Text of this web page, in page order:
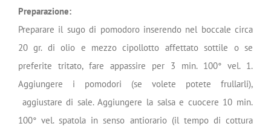
Preparazione:
Preparare il sugo di pomodoro inserendo nel boccale circa
20 gr. di olio e mezzo cipollotto affettato sottile o se
preferite tritato, fare appassire per 3 min. 100° vel. 1.
Aggiungere i pomodori (se volete potete frullarli),
aggiustare di sale. Aggiungere la salsa e cuocere 10 min.
100° vel. spatola in senso antiorario (il tempo di cottura